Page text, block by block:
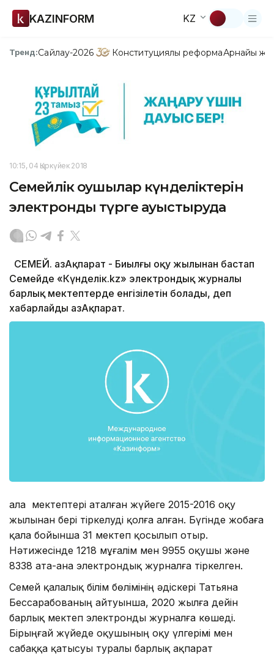
KAZINFORM KZ
Тренд:Сайлау-2026 Конституциялық реформаАрнайы
10:15, 04 Қыркүйек 2018
Семейлік оқушылар күнделіктерін
электронды түрге ауыстыруда
СЕМЕЙ. ҚазАқпарат - Биылғы оқу жылынан бастап
Семейде «Күнделік.kz» электрондық журналы
барлық мектептерде енгізілетін болады, деп
хабарлайды ҚазАқпарат.
Қала мектептері аталған жүйеге 2015-2016 оқу
жылынан бері тіркелуді қолға алған. Бүгінде жобаға
қала бойынша 31 мектеп қосылып отыр.
Нәтижесінде 1218 мұғалім мен 9955 оқушы және
8338 ата-ана электрондық журналға тіркелген.
Семей қалалық білім бөлімінің әдіскері Татьяна
Бессарабованың айтуынша, 2020 жылға дейін
барлық мектеп электронды журналға көшеді.
Бірыңғай жүйеде оқушының оқу үлгерімі мен
сабаққа қатысуы туралы барлық ақпарат